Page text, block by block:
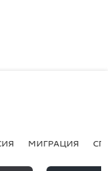
МИГРАЦИЯ